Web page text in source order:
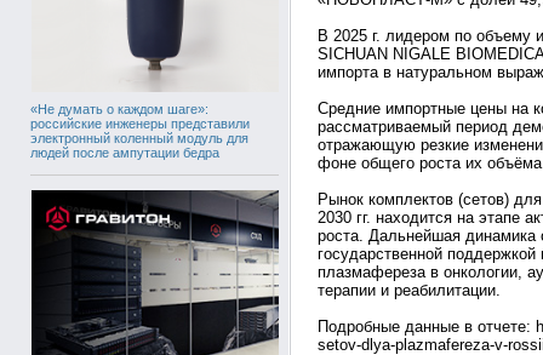
«Не думать о каждом шаге»:
российские инженеры представили
электронный коленный модуль для
людей после ампутации бедра
В 2025 г. лидером по объему
SICHUAN NIGALE
импорта в натуральном
Средние импортные цены на
рассматриваемый период
отражающую резкие
фоне общего роста их
Рынок комплектов (сетов)
2030 гг. находится на этапе
роста. Дальнейшая динамика
государственной
плазмафереза в онкологии,
терапии и реабилитации.
Подробные данные в отчете:
setov-dlya-plazmafereza-v-